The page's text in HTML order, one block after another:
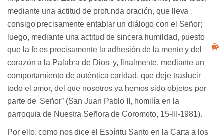
mediante una actitud de profunda oración, que lleva
consigo precisamente entablar un diálogo con el Señor;
luego, mediante una actitud de sincera humildad, puesto
que la fe es precisamente la adhesión de la mente y del
corazón a la Palabra de Dios; y, finalmente, mediante un
comportamiento de auténtica caridad, que deje traslucir
todo el amor, del que nosotros ya hemos sido objetos por
parte del Señor” (San Juan Pablo II, homilía en la
parroquia de Nuestra Señora de Coromoto, 15-III-1981).
Por ello, como nos dice el Espíritu Santo en la Carta a los